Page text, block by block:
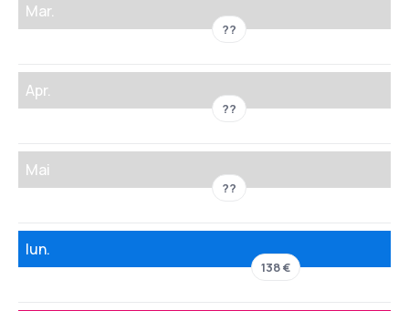
Mar.
??
Apr.
??
Mai
??
Iun.
138 €